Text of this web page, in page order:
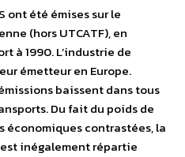
ont été émises sur le
(hors UTCATF), en
à 1990. L’industrie de
émetteur en Europe.
baissent dans tous
Du fait du poids de
économiques contrastées, la
inégalement répartie